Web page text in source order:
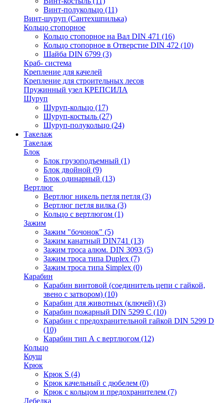
Винт-полукольцо (11)
Винт-шуруп (Сантехшпилька)
Кольцо стопорное
Кольцо cтопорное на Вал DIN 471 (16)
Кольцо стопорное в Отверстие DIN 472 (10)
Шайба DIN 6799 (3)
Краб- система
Крепление для качелей
Крепление для строительных лесов
Пружинный узел КРЕПСИЛА
Шуруп
Шуруп-кольцо (17)
Шуруп-костыль (27)
Шуруп-полукольцо (24)
Такелаж
Такелаж
Блок
Блок грузоподъемный (1)
Блок двойной (9)
Блок одинарный (13)
Вертлюг
Вертлюг никель петля петля (3)
Вертлюг петля вилка (3)
Кольцо с вертлюгом (1)
Зажим
Зажим "бочонок" (5)
Зажим канатный DIN741 (13)
Зажим троса алюм. DIN 3093 (5)
Зажим троса типа Duplex (7)
Зажим троса типа Simplex (0)
Карабин
Карабин винтовой (соединитель цепи с гайкой,
звено с затвором) (10)
Карабин для животных (ключей) (3)
Карабин пожарный DIN 5299 C (10)
Карабин с предохранительной гайкой DIN 5299 D
(10)
Карабин тип А с вертлюгом (12)
Кольцо
Коуш
Крюк
Крюк S (4)
Крюк качельный с дюбелем (0)
Крюк с кольцом и предохранителем (7)
Лебедка